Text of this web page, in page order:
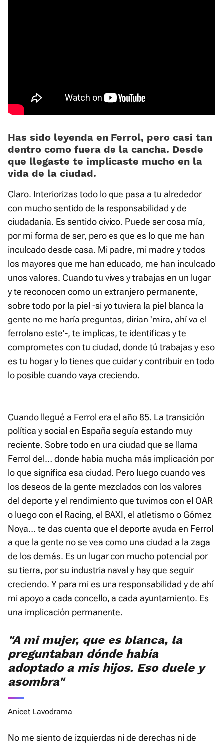
Has sido leyenda en Ferrol, pero casi tan
dentro como fuera de la cancha. Desde
que llegaste te implicaste mucho en la
vida de la ciudad.
Claro. Interiorizas todo lo que pasa a tu alrededor
con mucho sentido de la responsabilidad y de
ciudadanía. Es sentido cívico. Puede ser cosa mía,
por mi forma de ser, pero es que es lo que me han
inculcado desde casa. Mi padre, mi madre y todos
los mayores que me han educado, me han inculcado
unos valores. Cuando tu vives y trabajas en un lugar
y te reconocen como un extranjero permanente,
sobre todo por la piel -si yo tuviera la piel blanca la
gente no me haría preguntas, dirían 'mira, ahí va el
ferrolano este'-, te implicas, te identificas y te
comprometes con tu ciudad, donde tú trabajas y eso
es tu hogar y lo tienes que cuidar y contribuir en todo
lo posible cuando vaya creciendo.
Cuando llegué a Ferrol era el año 85. La transición
política y social en España seguía estando muy
reciente. Sobre todo en una ciudad que se llama
Ferrol del… donde había mucha más implicación por
lo que significa esa ciudad. Pero luego cuando ves
los deseos de la gente mezclados con los valores
del deporte y el rendimiento que tuvimos con el OAR
o luego con el Racing, el BAXI, el atletismo o Gómez
Noya… te das cuenta que el deporte ayuda en Ferrol
a que la gente no se vea como una ciudad a la zaga
de los demás. Es un lugar con mucho potencial por
su tierra, por su industria naval y hay que seguir
creciendo. Y para mi es una responsabilidad y de ahí
mi apoyo a cada concello, a cada ayuntamiento. Es
una implicación permanente.
"A mi mujer, que es blanca, la
preguntaban dónde había
adoptado a mis hijos. Eso duele y
asombra"
Anicet Lavodrama
No me siento de izquierdas ni de derechas ni de